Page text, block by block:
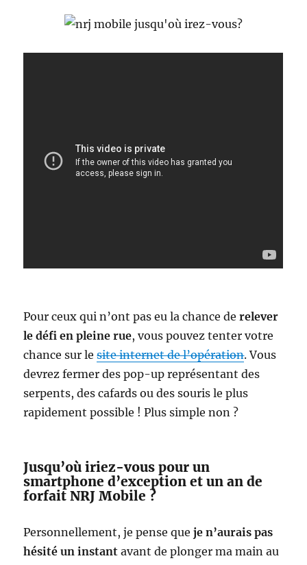
Pour ceux qui n’ont pas eu la chance derelever
le défi en pleine rue, vous pouvez tenter votre
chance sur lesite internet de l’opération. Vous
devrez fermer des pop-up représentant des
serpents, des cafards ou des souris le plus
rapidement possible ! Plus simple non ?
Jusqu’où iriez-vous pour un
smartphone d’exception et un an de
forfait NRJ Mobile ?
Personnellement, je pense queje n’aurais pas
hésité un instantavant de plonger ma main au